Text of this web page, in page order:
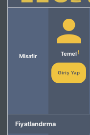
Misafir Temel
Giriş Yap
Fiyatlandırma